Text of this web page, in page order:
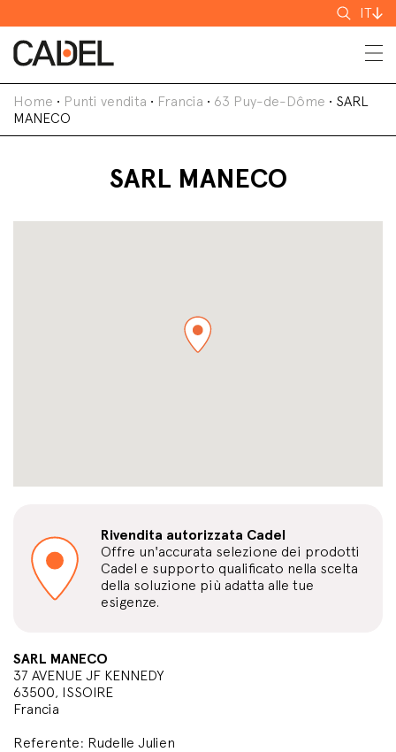
Cerca
IT
Home • Punti vendita • Francia • 63 Puy-de-Dôme • SARL
MANECO
SARL MANECO
Rivendita autorizzata Cadel
Offre un'accurata selezione dei prodotti
Cadel e supporto qualificato nella scelta
della soluzione più adatta alle tue
esigenze.
SARL MANECO
37 AVENUE JF KENNEDY
63500, ISSOIRE
Francia
Referente: Rudelle Julien